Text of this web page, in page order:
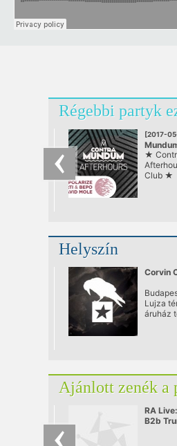
Régebbi partyk
[2017-
at
★
Club ★
Helyszín
Corvin
Lujza
áruház
Ajánlott zenék a
RA
B2b